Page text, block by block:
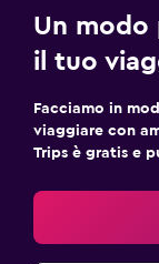
Un modo
il tuo
Facciamo in
viaggiare con
Trips è gratis e